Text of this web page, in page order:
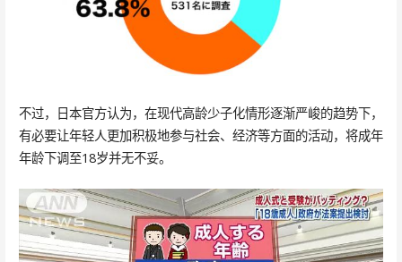
不过，日本官方认为，在现代高龄少子化情形逐渐严峻的趋势下，
有必要让年轻人更加积极地参与社会、经济等方面的活动，将成年
年龄下调至18岁并无不妥。